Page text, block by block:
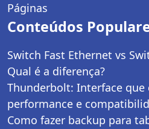
Páginas
Conteúdos
Switch Fast Ethernet vs
Qual é a diferença?
Thunderbolt: Interface que
performance e
Como fazer backup para